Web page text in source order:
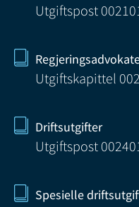
Utgiftspost
Utgiftskapittel
Driftsutgifter
Utgiftspost
Spesielle